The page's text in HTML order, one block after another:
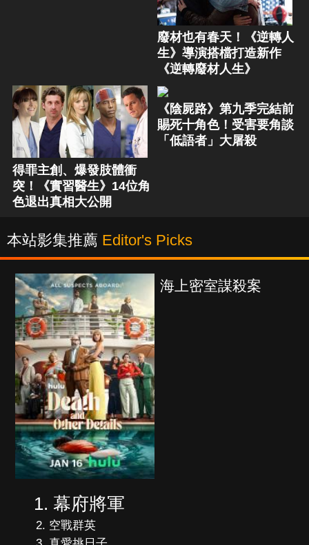
廢材也有春天！《逆轉人
生》導演搭檔打造新作
《逆轉廢材人生》
得罪主創、爆發肢體衝
突！《實習醫生》14位角
色退出真相大公開
《陰屍路》第九季完結前
賜死十角色！受害要角談
「低語者」大屠殺
本站影集推薦 Editor's Picks
海上密室謀殺案
幕府將軍
空戰群英